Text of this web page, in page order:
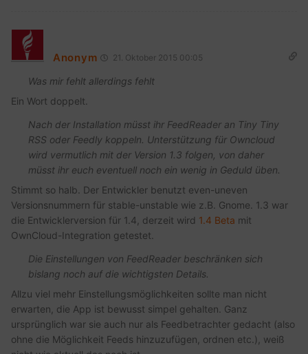
Anonym 21. Oktober 2015 00:05
Was mir fehlt allerdings fehlt
Ein Wort doppelt.
Nach der Installation müsst ihr FeedReader an Tiny Tiny
RSS oder Feedly koppeln. Unterstützung für Owncloud
wird vermutlich mit der Version 1.3 folgen, von daher
müsst ihr euch eventuell noch ein wenig in Geduld üben.
Stimmt so halb. Der Entwickler benutzt even-uneven
Versionsnummern für stable-unstable wie z.B. Gnome. 1.3 war
die Entwicklerversion für 1.4, derzeit wird 1.4 Beta mit
OwnCloud-Integration getestet.
Die Einstellungen von FeedReader beschränken sich
bislang noch auf die wichtigsten Details.
Allzu viel mehr Einstellungsmöglichkeiten sollte man nicht
erwarten, die App ist bewusst simpel gehalten. Ganz
ursprünglich war sie auch nur als Feedbetrachter gedacht (also
ohne die Möglichkeit Feeds hinzuzufügen, ordnen etc.), weiß